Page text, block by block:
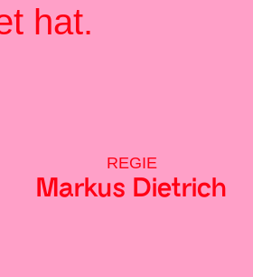
hat.
REGIE
Markus Dietrich